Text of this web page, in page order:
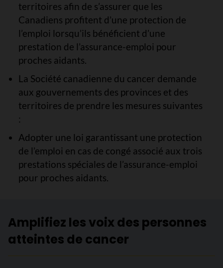
territoires afin de s’assurer que les
Canadiens profitent d’une protection de
l’emploi lorsqu’ils bénéficient d’une
prestation de l’assurance-emploi pour
proches aidants.
La Société canadienne du cancer demande
aux gouvernements des provinces et des
territoires de prendre les mesures suivantes
:
Adopter une loi garantissant une protection
de l’emploi en cas de congé associé aux trois
prestations spéciales de l’assurance-emploi
pour proches aidants.
Amplifiez les voix des personnes
atteintes de cancer